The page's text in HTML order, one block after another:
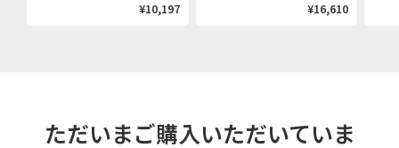
¥10,197
¥16,610
ただいまご購入いただいていま